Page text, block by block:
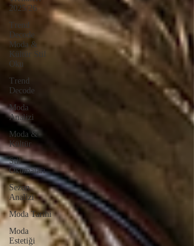
2025/26
Trend
Decode
Moda &
Kültür Stil
Oku
Trend
Decode
Moda
Analizi
Moda &
Kültür
Stil
Okumaları
Sezon
Analizi
Moda Tarihi
Moda
Estetiği